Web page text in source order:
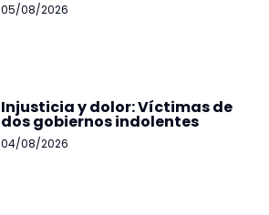
05/08/2026
Injusticia y dolor: Víctimas de
dos gobiernos indolentes
04/08/2026